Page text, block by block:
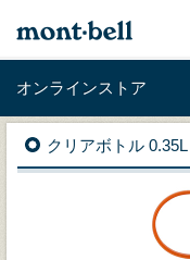
オンラインストア
クリアボトル 0.35L